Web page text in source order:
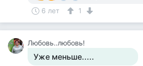
6 лет 1
Любовь..любовь!
Уже меньше.....